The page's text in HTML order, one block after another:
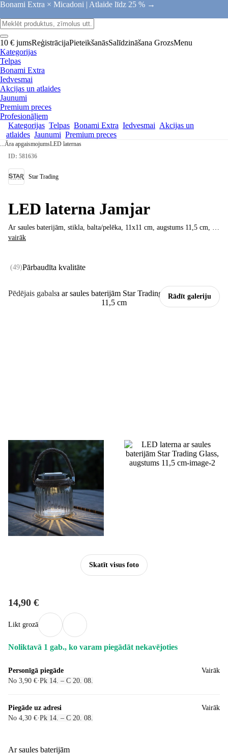
Bonami Extra × Micadoni | Atlaide līdz 25 % →
10 € jumsReģistrācijaPieteikšanāsSalīdzināšana GrozsMenu
Kategorijas
Telpas
Bonami Extra
Iedvesmai
Akcijas un atlaides
Jaunumi
Premium preces
Profesionāļiem
Kategorijas Telpas Bonami Extra Iedvesmai Akcijas un
atlaides Jaunumi Premium preces
...Āra apgaismojumsLED laternas
Rādīt galeriju
Skatīt visus foto
Pēdējais gabals
ID: 581636
Star Trading
LED laterna Jamjar
Ar saules baterijām, stikla, balta/pelēka, 11x11 cm, augstums 11,5 cm, …
vairāk
(49)Pārbaudīta kvalitāte
14,90 €
Likt grozā
Noliktavā 1 gab., ko varam piegādāt nekavējoties
Personīgā piegāde
No 3,90 €·Pk 14. – C 20. 08.
Vairāk
Piegāde uz adresi
No 4,30 €·Pk 14. – C 20. 08.
Vairāk
Ar saules baterijām